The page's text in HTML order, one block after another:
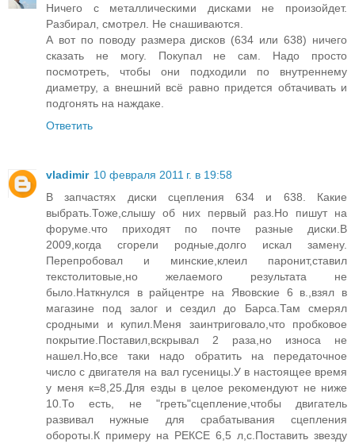
Ничего с металлическими дисками не произойдет.
Разбирал, смотрел. Не снашиваются.
А вот по поводу размера дисков (634 или 638) ничего
сказать не могу. Покупал не сам. Надо просто
посмотреть, чтобы они подходили по внутреннему
диаметру, а внешний всё равно придется обтачивать и
подгонять на наждаке.
Ответить
vladimir 10 февраля 2011 г. в 19:58
В запчастях диски сцепления 634 и 638. Какие
выбрать.Тоже,слышу об них первый раз.Но пишут на
форуме.что приходят по почте разные диски.В
2009,когда сгорели родные,долго искал замену.
Перепробовал и минские,клеил паронит,ставил
текстолитовые,но желаемого результата не
было.Наткнулся в райцентре на Явовские 6 в.,взял в
магазине под залог и сездил до Барса.Там смерял
сродными и купил.Меня заинтриговало,что пробковое
покрытие.Поставил,вскрывал 2 раза,но износа не
нашел.Но,все таки надо обратить на передаточное
число с двигателя на вал гусеницы.У в настоящее время
у меня к=8,25.Для езды в целое рекомендуют не ниже
10.То есть, не "греть"сцепление,чтобы двигатель
развивал нужные для срабатывания сцепления
обороты.К примеру на РЕКСЕ 6,5 л,с.Поставить звезду